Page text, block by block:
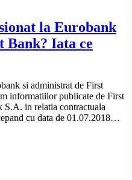
la Eurobank
Bank? Iata ce
si administrat de First
informatiilor publicate de First
S.A. in relatia contractuala
cu data de 01.07.2018…